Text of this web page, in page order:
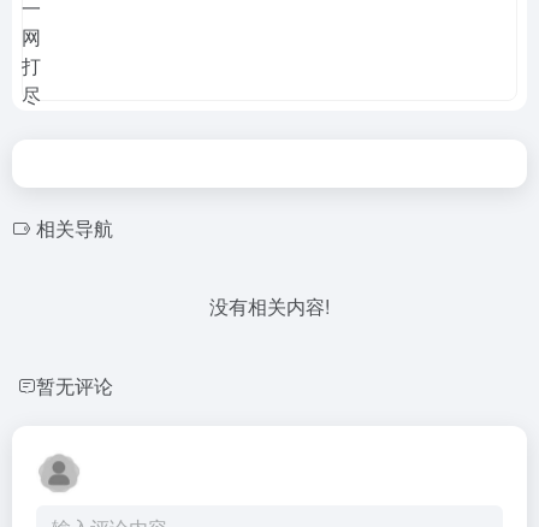
相关导航
没有相关内容!
暂无评论